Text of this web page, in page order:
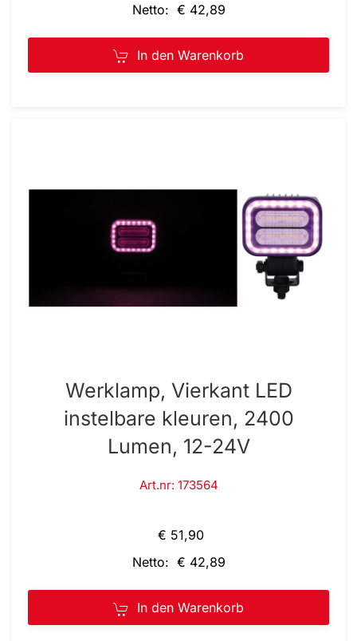
Netto: € 42,89
In den Warenkorb
Werklamp, Vierkant LED
instelbare kleuren, 2400
Lumen, 12-24V
Art.nr: 173564
€ 51,90
Netto: € 42,89
In den Warenkorb